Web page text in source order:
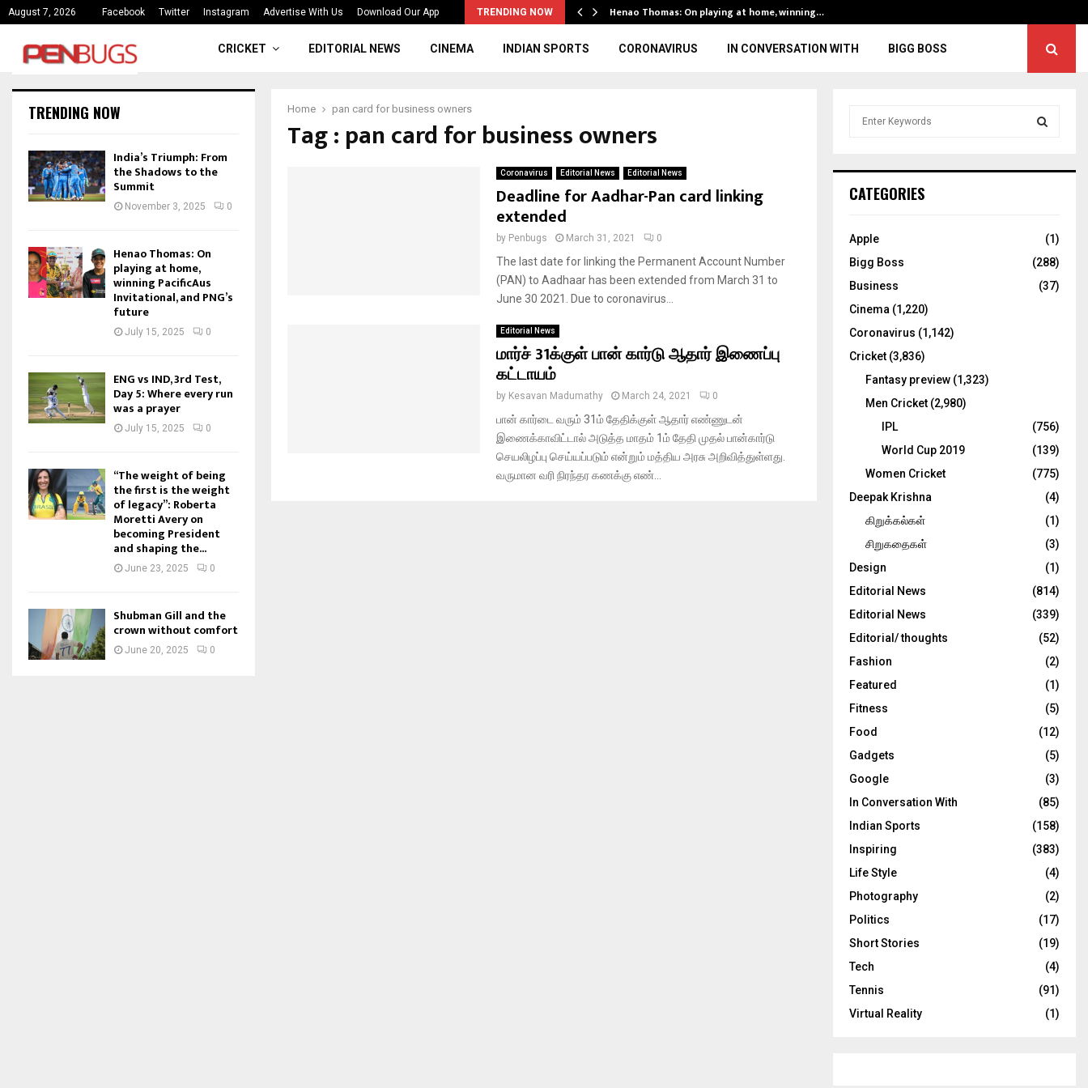
August 7, 2026 Facebook Twitter Instagram Advertise With Us Download Our App TRENDING NOW
India’s Triumph: From the Shadows to the… Henao Thomas: On playing at home, winning…
CRICKET EDITORIAL NEWS CINEMA INDIAN SPORTS CORONAVIRUS IN CONVERSATION WITH BIGG BOSS
Home pan card for business owners
Tag : pan card for business owners
Coronavirus Editorial News Editorial News
Deadline for Aadhar-Pan card linking
extended
by Penbugs March 31, 2021 0
The last date for linking the Permanent Account Number
(PAN) to Aadhaar has been extended from March 31 to
June 30 2021. Due to coronavirus...
Editorial News
மார்ச் 31க்குள் பான் கார்டு ஆதார் இணைப்பு
கட்டாயம்
by Kesavan Madumathy March 24, 2021 0
பான் கார்டை வரும் 31ம் தேதிக்குள் ஆதார் எண்ணுடன்
இணைக்‍காவிட்டால் அடுத்த மாதம் 1ம் தேதி முதல் பான்கார்டு
செயலிழப்பு செய்யப்படும் என்றும் மத்திய அரசு அறிவித்துள்ளது.
வருமான வரி நிரந்தர கணக்கு எண்...
TRENDING NOW
India’s Triumph: From
the Shadows to the
Summit
November 3, 2025 0
Henao Thomas: On
playing at home,
winning PacificAus
Invitational, and PNG’s
future
July 15, 2025 0
ENG vs IND, 3rd Test,
Day 5: Where every run
was a prayer
July 15, 2025 0
“The weight of being
the first is the weight
of legacy”: Roberta
Moretti Avery on
becoming President
and shaping the...
June 23, 2025 0
Shubman Gill and the
crown without comfort
June 20, 2025 0
h
o
:
C
CATEGORIES
Apple
(1)
Bigg Boss
(288)
Business
(37)
Cinema (1,220)
Coronavirus (1,142)
Cricket (3,836)
Fantasy preview (1,323)
Men Cricket (2,980)
IPL
(756)
World Cup 2019
(139)
Women Cricket
(775)
Deepak Krishna
(4)
கிறுக்கல்கள்
(1)
சிறுகதைகள்
(3)
Design
(1)
Editorial News
(814)
Editorial News
(339)
Editorial/ thoughts
(52)
Fashion
(2)
Featured
(1)
Fitness
(5)
Food
(12)
Gadgets
(5)
Google
(3)
In Conversation With
(85)
Indian Sports
(158)
Inspiring
(383)
Life Style
(4)
Photography
(2)
Politics
(17)
Short Stories
(19)
Tech
(4)
Tennis
(91)
Virtual Reality
(1)